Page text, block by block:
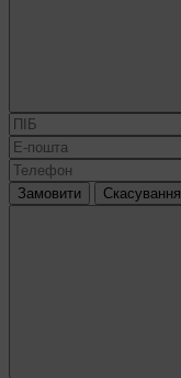
Замовити Скасування